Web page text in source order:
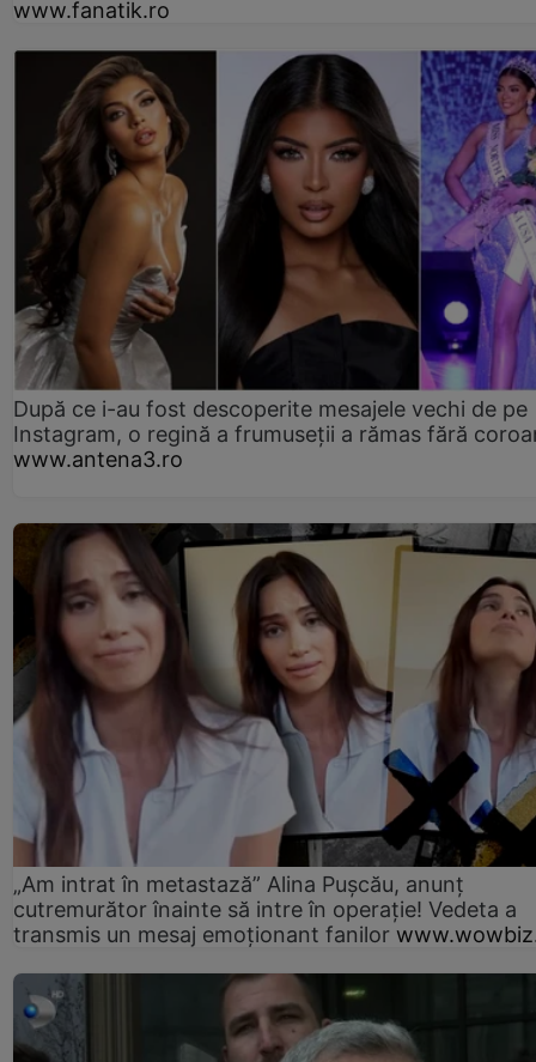
www.fanatik.ro
După ce i-au fost descoperite mesajele vechi de pe
Instagram, o regină a frumuseții a rămas fără
www.antena3.ro
„Am intrat în metastază” Alina Pușcău, anunț
cutremurător înainte să intre în operație! Vedeta a
transmis un mesaj emoționant fanilor